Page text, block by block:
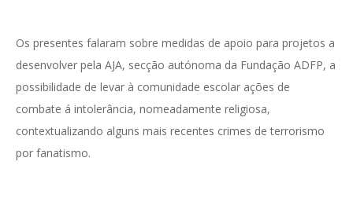
Os presentes falaram sobre medidas de apoio para projetos a
desenvolver pela AJA, secção autónoma da Fundação ADFP, a
possibilidade de levar à comunidade escolar ações de
combate á intolerância, nomeadamente religiosa,
contextualizando alguns mais recentes crimes de terrorismo
por fanatismo.